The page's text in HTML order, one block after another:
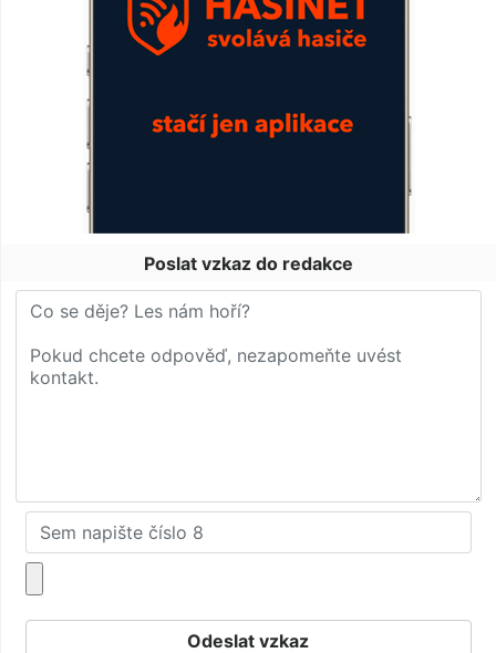
Poslat vzkaz do redakce